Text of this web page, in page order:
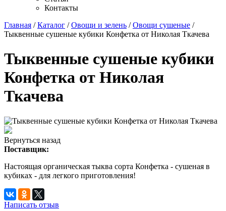
Контакты
Главная /Каталог /Овощи и зелень /Овощи сушеные /
Тыквенные сушеные кубики Конфетка от Николая Ткачева
Тыквенные сушеные кубики
Конфетка от Николая
Ткачева
Вернуться назад
Поставщик:
Настоящая органическая тыква сорта Конфетка - сушеная в
кубиках - для легкого приготовления!
Написать отзыв